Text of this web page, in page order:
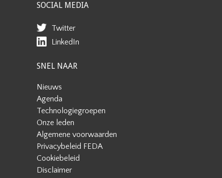
SOCIAL MEDIA
Twitter
LinkedIn
SNEL NAAR
Nieuws
Agenda
Technologiegroepen
Onze leden
Algemene voorwaarden
Privacybeleid FEDA
Cookiebeleid
Disclaimer